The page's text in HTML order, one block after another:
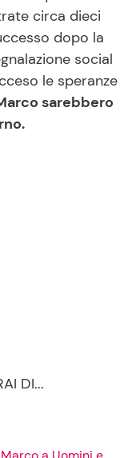
circa dieci
dopo la
social
le speranze
sarebbero
DI...